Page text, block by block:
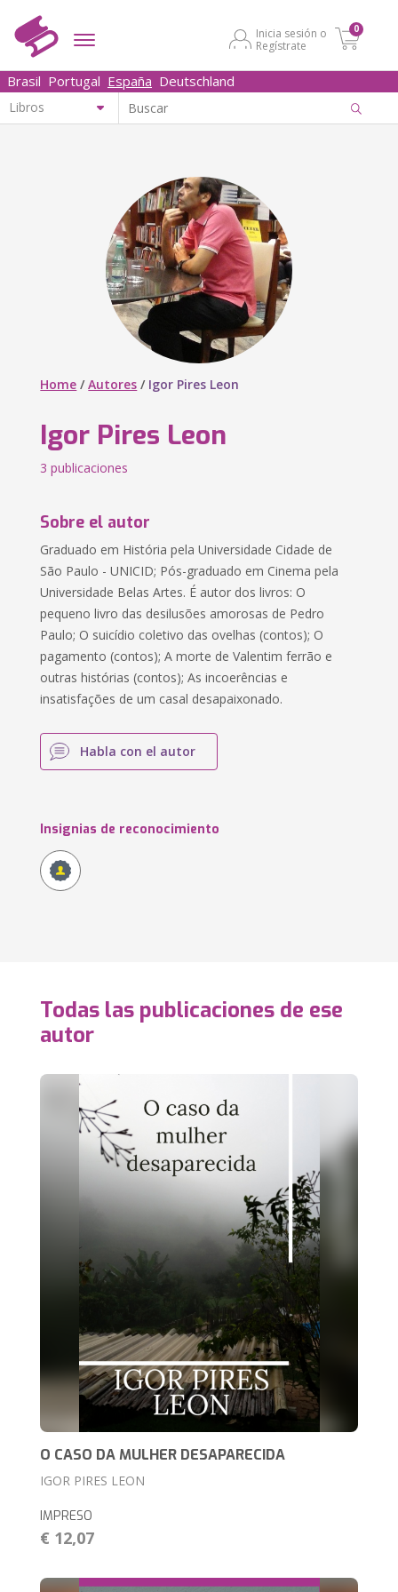
Inicia sesión o
Regístrate
0
Brasil Portugal España Deutschland
Home /Autores / Igor Pires Leon
Igor Pires Leon
3 publicaciones
Sobre el autor
Graduado em História pela Universidade Cidade de
São Paulo - UNICID; Pós-graduado em Cinema pela
Universidade Belas Artes. É autor dos livros: O
pequeno livro das desilusões amorosas de Pedro
Paulo; O suicídio coletivo das ovelhas (contos); O
pagamento (contos); A morte de Valentim ferrão e
outras histórias (contos); As incoerências e
insatisfações de um casal desapaixonado.
Habla con el autor
Insignias de reconocimiento
Todas las publicaciones de ese
autor
O CASO DA MULHER DESAPARECIDA
IGOR PIRES LEON
IMPRESO
€ 12,07